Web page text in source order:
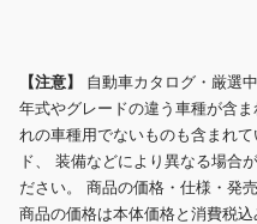
【注意】 自動車カタログ・厳選
年式やグレードの違う車種が含
れの車種用でないものも含まれ
ド、 装備などにより異なる場合
ださい。 商品の価格・仕様・発
商品の価格は本体価格と消費税